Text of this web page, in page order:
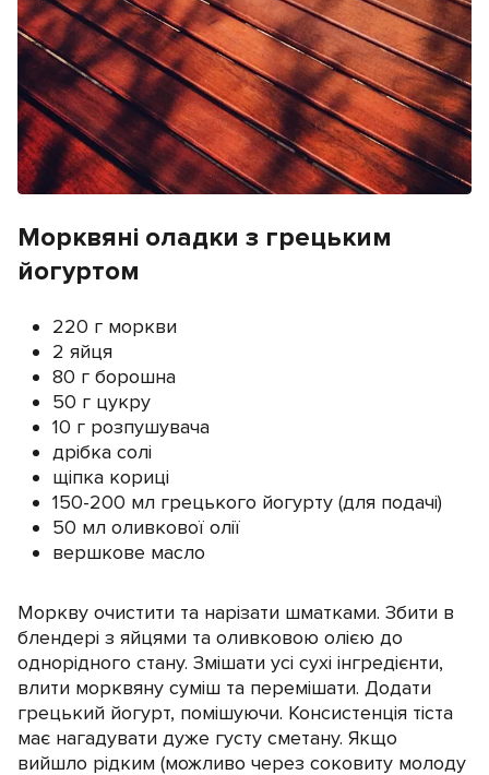
Морквяні оладки з грецьким
йогуртом
220 г моркви
2 яйця
80 г борошна
50 г цукру
10 г розпушувача
дрібка солі
щіпка кориці
150-200 мл грецького йогурту (для подачі)
50 мл оливкової олії
вершкове масло
Моркву очистити та нарізати шматками. Збити в
блендері з яйцями та оливковою олією до
однорідного стану. Змішати усі сухі інгредієнти,
влити морквяну суміш та перемішати. Додати
грецький йогурт, помішуючи. Консистенція тіста
має нагадувати дуже густу сметану. Якщо
вийшло рідким (можливо через соковиту молоду